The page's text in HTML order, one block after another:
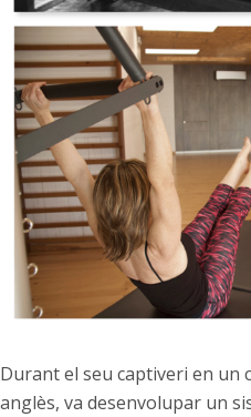
Durant el seu captiveri en un
anglès, va desenvolupar un